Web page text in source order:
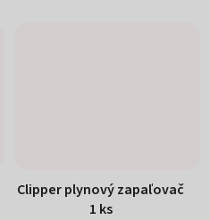
Clipper plynový zapaľovač
1 ks